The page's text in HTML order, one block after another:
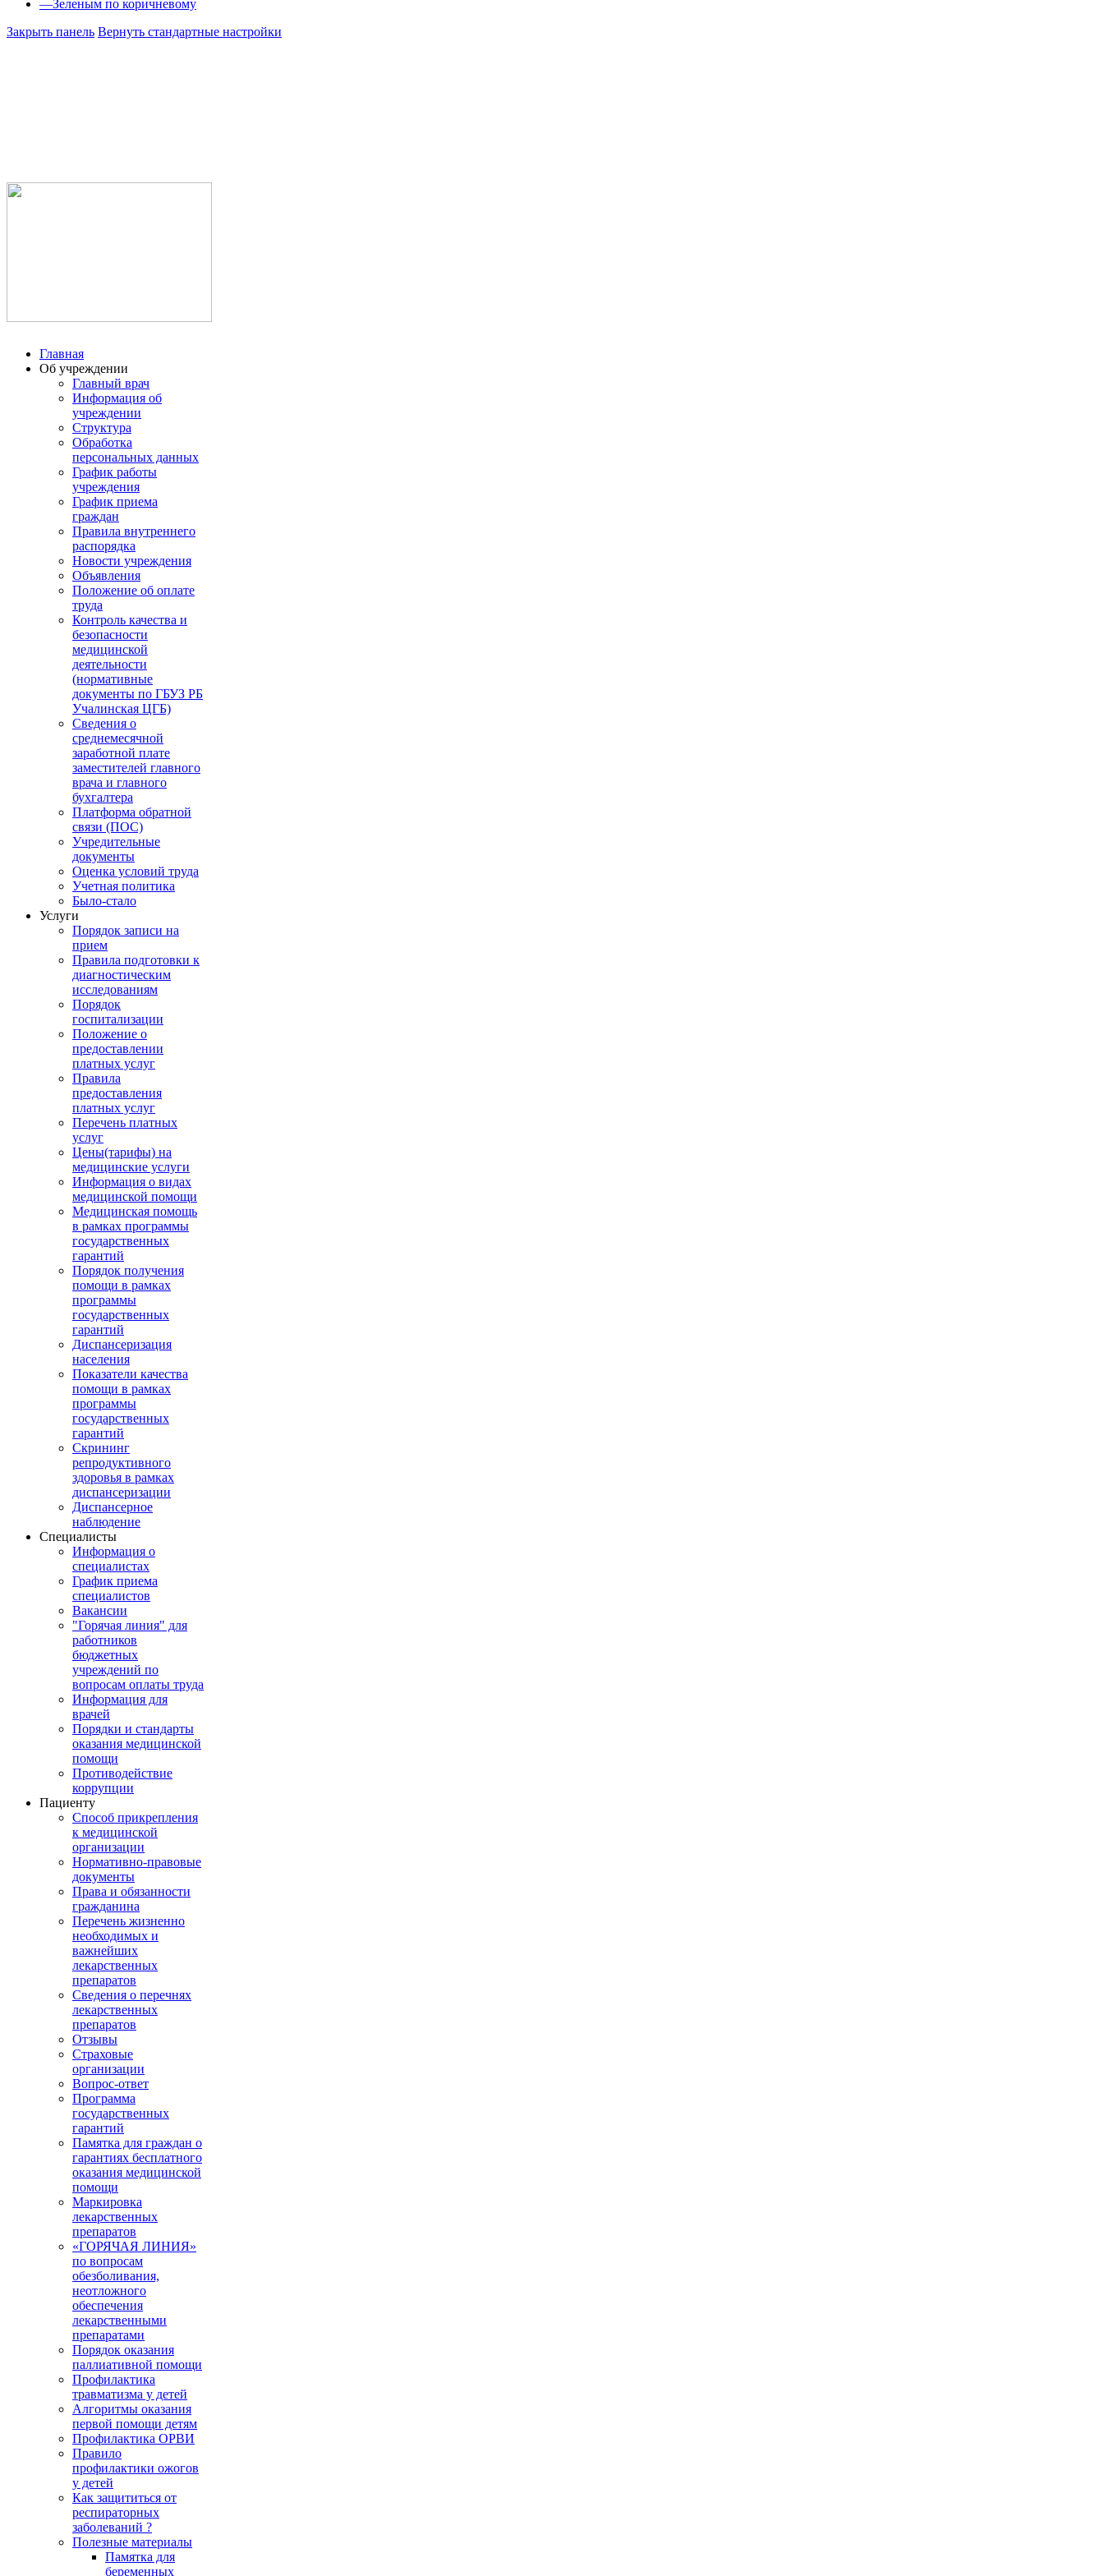
—Зеленым по коричневому
Закрыть панель Вернуть стандартные настройки
Главная
Об учреждении
Главный врач
Информация об
учреждении
Структура
Обработка
персональных данных
График работы
учреждения
График приема
граждан
Правила внутреннего
распорядка
Новости учреждения
Объявления
Положение об оплате
труда
Контроль качества и
безопасности
медицинской
деятельности
(нормативные
документы по ГБУЗ РБ
Учалинская ЦГБ)
Сведения о
среднемесячной
заработной плате
заместителей главного
врача и главного
бухгалтера
Платформа обратной
связи (ПОС)
Учредительные
документы
Оценка условий труда
Учетная политика
Было-стало
Услуги
Порядок записи на
прием
Правила подготовки к
диагностическим
исследованиям
Порядок
госпитализации
Положение о
предоставлении
платных услуг
Правила
предоставления
платных услуг
Перечень платных
услуг
Цены(тарифы) на
медицинские услуги
Информация о видах
медицинской помощи
Медицинская помощь
в рамках программы
государственных
гарантий
Порядок получения
помощи в рамках
программы
государственных
гарантий
Диспансеризация
населения
Показатели качества
помощи в рамках
программы
государственных
гарантий
Скрининг
репродуктивного
здоровья в рамках
диспансеризации
Диспансерное
наблюдение
Специалисты
Информация о
специалистах
График приема
специалистов
Вакансии
"Горячая линия" для
работников
бюджетных
учреждений по
вопросам оплаты труда
Информация для
врачей
Порядки и стандарты
оказания медицинской
помощи
Противодействие
коррупции
Пациенту
Способ прикрепления
к медицинской
организации
Нормативно-правовые
документы
Права и обязанности
гражданина
Перечень жизненно
необходимых и
важнейших
лекарственных
препаратов
Сведения о перечнях
лекарственных
препаратов
Отзывы
Страховые
организации
Вопрос-ответ
Программа
государственных
гарантий
Памятка для граждан о
гарантиях бесплатного
оказания медицинской
помощи
Маркировка
лекарственных
препаратов
«ГОРЯЧАЯ ЛИНИЯ»
по вопросам
обезболивания,
неотложного
обеспечения
лекарственными
препаратами
Порядок оказания
паллиативной помощи
Профилактика
травматизма у детей
Алгоритмы оказания
первой помощи детям
Профилактика ОРВИ
Правило
профилактики ожогов
у детей
Как защититься от
респираторных
заболеваний ?
Полезные материалы
Памятка для
беременных